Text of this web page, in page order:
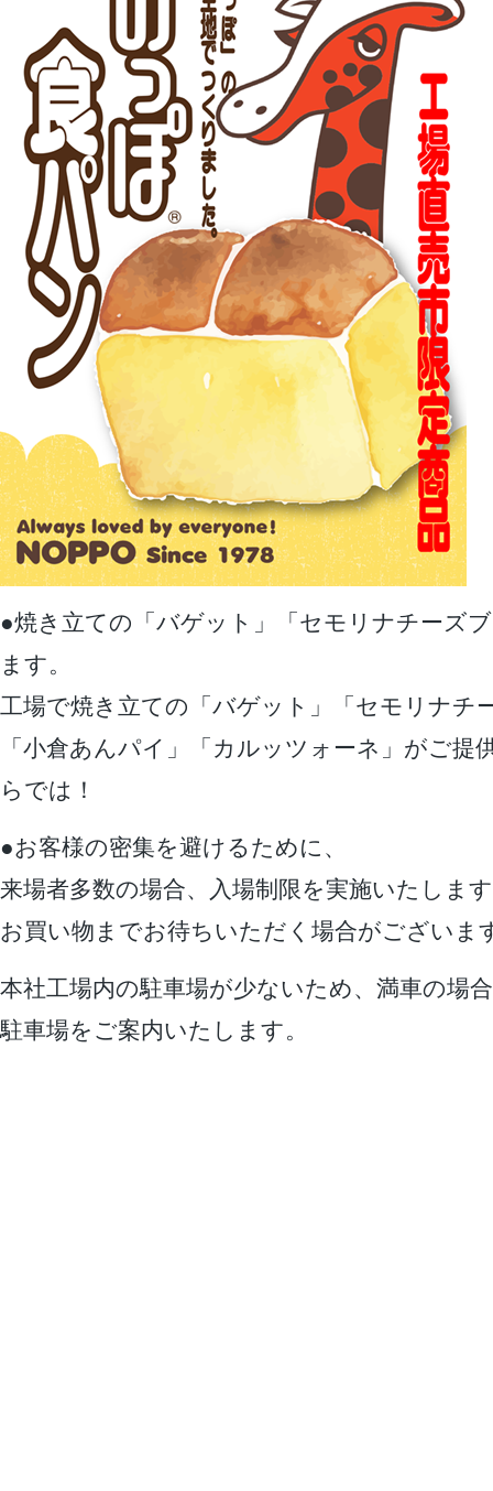
●焼き立ての「バゲット」「セモリナチーズ
ます。
工場で焼き立ての「バゲット」「セモリナチ
「小倉あんパイ」「カルッツォーネ」がご提
らでは！
●お客様の密集を避けるために、
来場者多数の場合、入場制限を実施いたしま
お買い物までお待ちいただく場合がございま
本社工場内の駐車場が少ないため、満車の場
駐車場をご案内いたします。